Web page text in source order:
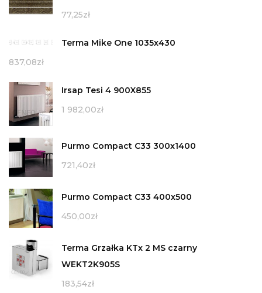
77,25zł
Terma Mike One 1035x430
837,08zł
Irsap Tesi 4 900X855
1 982,00zł
Purmo Compact C33 300x1400
721,40zł
Purmo Compact C33 400x500
450,00zł
Terma Grzałka KTx 2 MS czarny
WEKT2K905S
183,54zł